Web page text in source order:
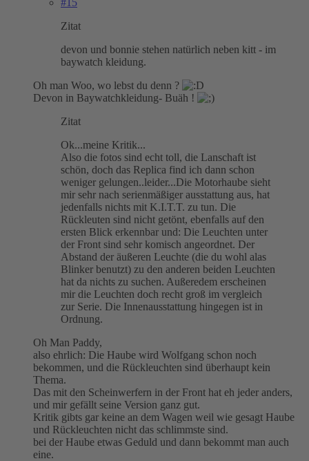
Zitat
devon und bonnie stehen natürlich neben kitt - im
baywatch kleidung.
Oh man Woo, wo lebst du denn ?
Devon in Baywatchkleidung- Buäh !
Zitat
Ok...meine Kritik...
Also die fotos sind echt toll, die Lanschaft ist
schön, doch das Replica find ich dann schon
weniger gelungen..leider...Die Motorhaube sieht
mir sehr nach serienmäßiger ausstattung aus, hat
jedenfalls nichts mit K.I.T.T. zu tun. Die
Rückleuten sind nicht getönt, ebenfalls auf den
ersten Blick erkennbar und: Die Leuchten unter
der Front sind sehr komisch angeordnet. Der
Abstand der äußeren Leuchte (die du wohl alas
Blinker benutzt) zu den anderen beiden Leuchten
hat da nichts zu suchen. Außeredem erscheinen
mir die Leuchten doch recht groß im vergleich
zur Serie. Die Innenausstattung hingegen ist in
Ordnung.
Oh Man Paddy,
also ehrlich: Die Haube wird Wolfgang schon noch
bekommen, und die Rückleuchten sind überhaupt kein
Thema.
Das mit den Scheinwerfern in der Front hat eh jeder anders,
und mir gefällt seine Version ganz gut.
Kritik gibts gar keine an dem Wagen weil wie gesagt Haube
und Rückleuchten nicht das schlimmste sind.
bei der Haube etwas Geduld und dann bekommt man auch
eine.